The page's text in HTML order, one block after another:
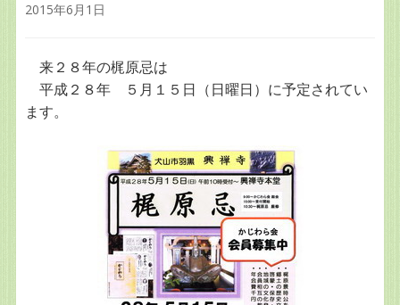
2015年6月1日
来２８年の梶原忌は
平成２８年 ５月１５日（日曜日）に予定されてい
ます。